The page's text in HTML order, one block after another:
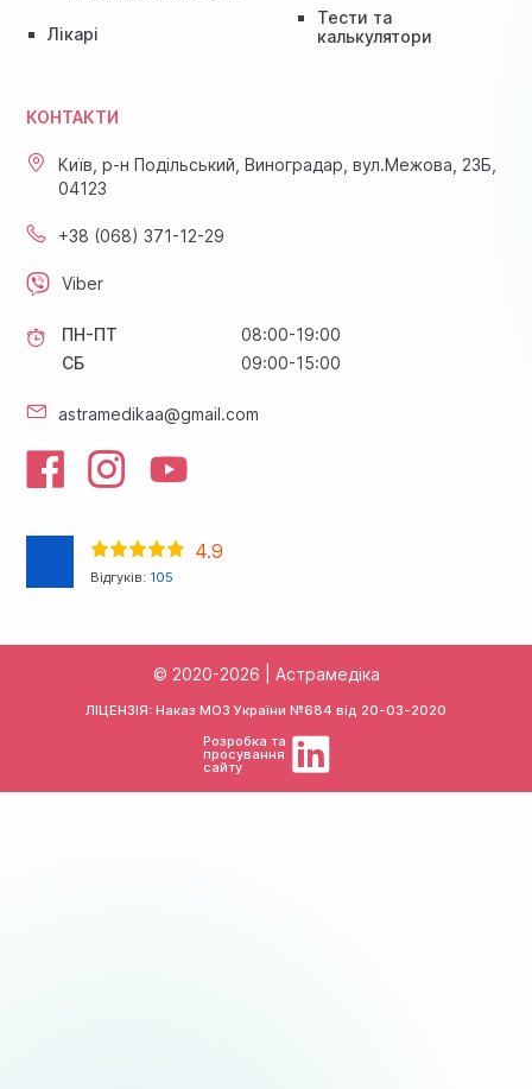
Лікарі
Тести та
калькулятори
КОНТАКТИ
Київ, р-н Подільський, Виноградар, вул.Межова, 23Б,
04123
+38 (068) 371-12-29
Viber
ПН-ПТ
08:00-19:00
СБ
09:00-15:00
astramedikaa@gmail.com
4.9
Відгуків: 105
© 2020-2026 | Астрамедіка
ЛІЦЕНЗІЯ: Наказ МОЗ України №684 від 20-03-2020
Розробка та
просування
сайту